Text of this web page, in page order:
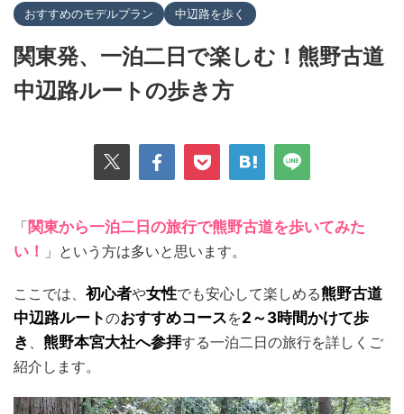
おすすめのモデルプラン 中辺路を歩く
関東発、一泊二日で楽しむ！熊野古道
中辺路ルートの歩き方
「関東から一泊二日の旅行で熊野古道を歩いてみた
い！
」という方は多いと思います。
ここでは、 初心者や女性でも安心して楽しめる熊野古道
中辺路ルートのおすすめコースを2～3時間かけて歩
き 、 熊野本宮大社へ参拝する一泊二日の旅行を詳しくご
紹介します。